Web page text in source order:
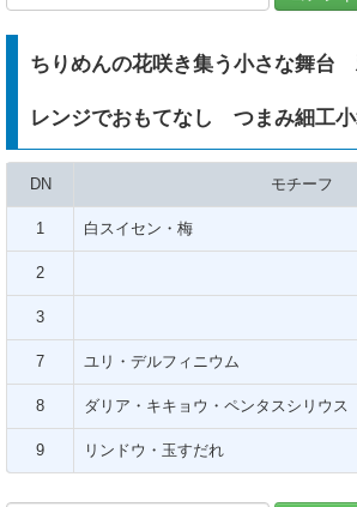
ちりめんの花咲き集う小さな舞台
レンジでおもてなし つまみ細工
DN モチーフ
1 白スイセン・梅
2
3
7 ユリ・デルフィニウム
8 ダリア・キキョウ・ペンタスシリウス
9 リンドウ・玉すだれ